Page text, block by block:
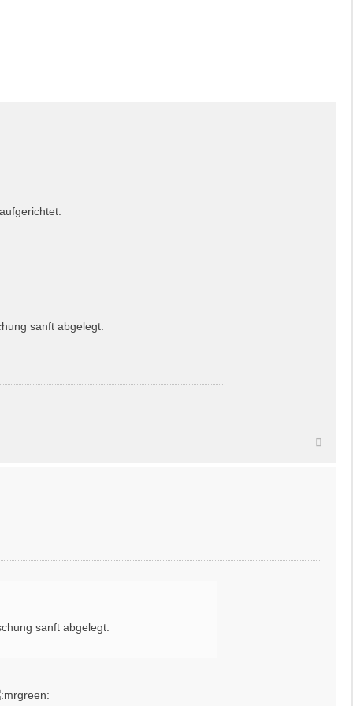
sanft abgelegt.
sanft abgelegt.